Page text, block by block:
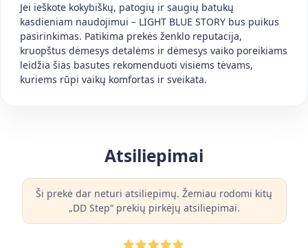
Jei ieškote kokybiškų, patogių ir saugių batukų
kasdieniam naudojimui – LIGHT BLUE STORY bus puikus
pasirinkimas. Patikima prekės ženklo reputacija,
kruopštus dėmesys detalėms ir dėmesys vaiko poreikiams
leidžia šias basutes rekomenduoti visiems tėvams,
kuriems rūpi vaikų komfortas ir sveikata.
Atsiliepimai
Ši prekė dar neturi atsiliepimų. Žemiau rodomi kitų
„DD Step“ prekių pirkėjų atsiliepimai.